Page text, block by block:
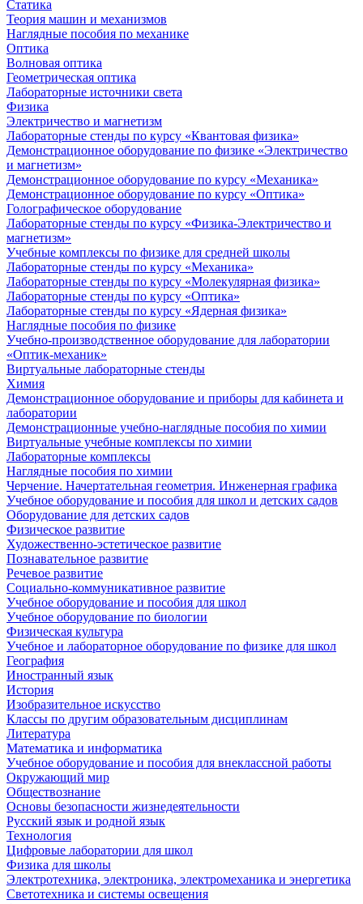
Статика
Теория машин и механизмов
Наглядные пособия по механике
Оптика
Волновая оптика
Геометрическая оптика
Лабораторные источники света
Физика
Электричество и магнетизм
Лабораторные стенды по курсу «Квантовая физика»
Демонстрационное оборудование по физике «Электричество
и магнетизм»
Демонстрационное оборудование по курсу «Механика»
Демонстрационное оборудование по курсу «Оптика»
Голографическое оборудование
Лабораторные стенды по курсу «Физика-Электричество и
магнетизм»
Учебные комплексы по физике для средней школы
Лабораторные стенды по курсу «Механика»
Лабораторные стенды по курсу «Молекулярная физика»
Лабораторные стенды по курсу «Оптика»
Лабораторные стенды по курсу «Ядерная физика»
Наглядные пособия по физике
Учебно-производственное оборудование для лаборатории
«Оптик-механик»
Виртуальные лабораторные стенды
Химия
Демонстрационное оборудование и приборы для кабинета и
лаборатории
Демонстрационные учебно-наглядные пособия по химии
Виртуальные учебные комплексы по химии
Лабораторные комплексы
Наглядные пособия по химии
Черчение. Начертательная геометрия. Инженерная графика
Учебное оборудование и пособия для школ и детских садов
Оборудование для детских садов
Физическое развитие
Художественно-эстетическое развитие
Познавательное развитие
Речевое развитие
Социально-коммуникативное развитие
Учебное оборудование и пособия для школ
Учебное оборудование по биологии
Физическая культура
Учебное и лабораторное оборудование по физике для школ
География
Иностранный язык
История
Изобразительное искусство
Классы по другим образовательным дисциплинам
Литература
Математика и информатика
Учебное оборудование и пособия для внеклассной работы
Окружающий мир
Обществознание
Основы безопасности жизнедеятельности
Русский язык и родной язык
Технология
Цифровые лаборатории для школ
Физика для школы
Электротехника, электроника, электромеханика и энергетика
Светотехника и системы освещения